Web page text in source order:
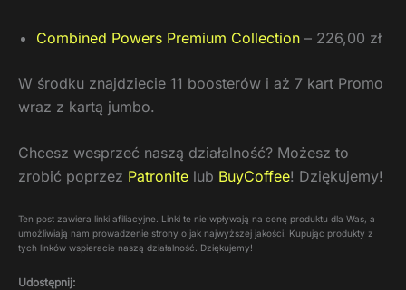
Combined Powers Premium Collection – 226,00 zł
W środku znajdziecie 11 boosterów i aż 7 kart Promo
wraz z kartą jumbo.
Chcesz wesprzeć naszą działalność? Możesz to
zrobić poprzez Patronite lub BuyCoffee! Dziękujemy!
Ten post zawiera linki afiliacyjne. Linki te nie wpływają na cenę produktu dla Was, a
umożliwiają nam prowadzenie strony o jak najwyższej jakości. Kupując produkty z
tych linków wspieracie naszą działalność. Dziękujemy!
Udostępnij: